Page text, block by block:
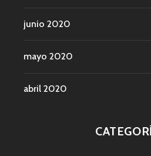
junio 2020
mayo 2020
abril 2020